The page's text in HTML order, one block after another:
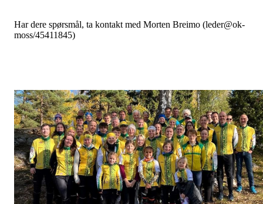
Har dere spørsmål, ta kontakt med Morten Breimo (leder@ok-
moss/45411845)